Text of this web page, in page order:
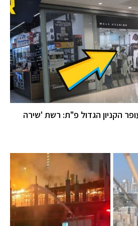
הקניון הגדול פ"ת: רשת 'שירה